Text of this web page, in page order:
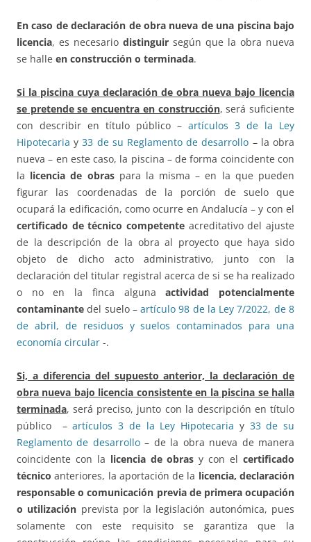
En caso de declaración de obra nueva de una piscina bajo
licencia, es necesario distinguir según que la obra nueva
se halle en construcción o terminada.
Si la piscina cuya declaración de obra nueva bajo licencia
se pretende se encuentra en construcción, será suficiente
con describir en título público – artículos 3 de la Ley
Hipotecaria y33 de su Reglamento de desarrollo – la obra
nueva – en este caso, la piscina – de forma coincidente con
la licencia de obraspara la misma – en la que pueden
figurar las coordenadas de la porción de suelo que
ocupará la edificación, como ocurre en Andalucía – y con el
certificado de técnico competente acreditativo del ajuste
de la descripción de la obra al proyecto que haya sido
objeto de dicho acto administrativo, junto con la
declaración del titular registral acerca de si se ha realizado
o no en la finca algunaactividad potencialmente
contaminante del suelo –artículo 98 de la Ley 7/2022, de 8
de abril, de residuos y suelos contaminados para una
economía circular -.
Si, a diferencia del supuesto anterior, la declaración de
obra nueva bajo licencia consistente en la piscina se halla
terminada, será preciso, junto con la descripción en título
público –artículos 3 de la Ley Hipotecaria y 33 de su
Reglamento de desarrollo– de la obra nueva de manera
coincidente con la licencia de obras y con elcertificado
técnico anteriores, la aportación de la licencia, declaración
responsable o comunicación previa de primera ocupación
o utilización prevista por la legislación autonómica, pues
solamente con este requisito se garantiza que la